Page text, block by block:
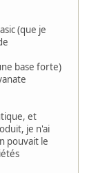
(que je
base forte)
et
je n'ai
pouvait le